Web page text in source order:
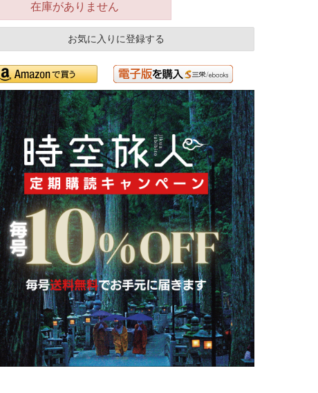
在庫がありません
お気に入りに登録する